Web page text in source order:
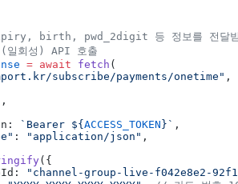
birth, pwd_2digit 등 정보를 전달받
일회성) API 호출
= await fetch (
subscribe/payments/onetime"
,
,
`Bearer ${ ACCESS_TOKEN }` ,
: "application/json" ,
({
"channel-group-live-f042e8e2-